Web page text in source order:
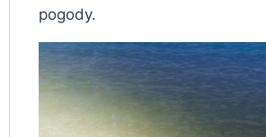
pogody.